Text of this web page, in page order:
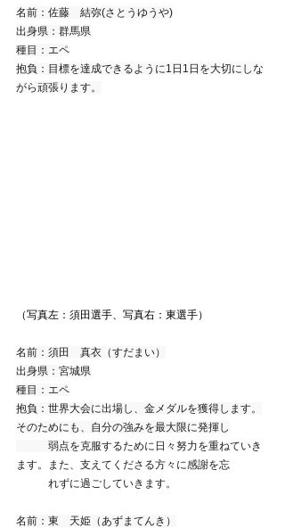
名前：佐藤　結弥(さとうゆうや)
出身県：群馬県
種目：エペ
抱負：目標を達成できるように1日1日を大切にしな
がら頑張ります。
（写真左：須田選手、写真右：東選手）
名前：須田　真衣（すだまい）
出身県：宮城県
種目：エペ
抱負：世界大会に出場し、金メダルを獲得します。
そのためにも、自分の強みを最大限に発揮し
弱点を克服するために日々努力を重ねていき
ます。また、支えてくださる方々に感謝を忘
れずに過ごしていきます。
名前：東　天姫（あずまてんき）